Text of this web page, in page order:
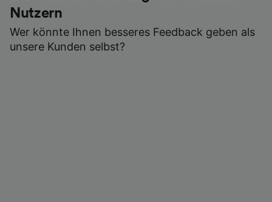
Nutzern
Wer könnte Ihnen besseres Feedback geben als
unsere Kunden selbst?